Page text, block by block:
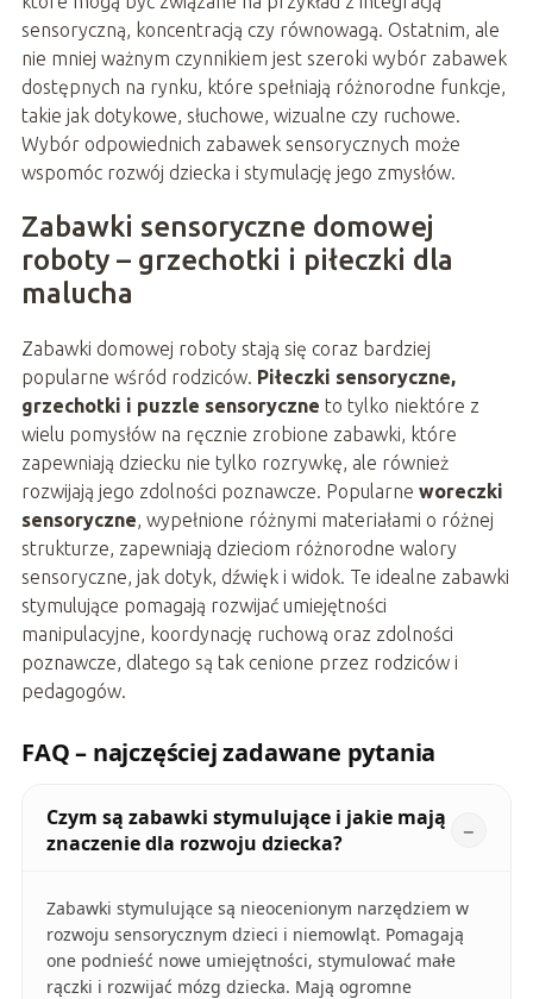
sensoryczną, koncentracją czy równowagą. Ostatnim, ale
nie mniej ważnym czynnikiem jest szeroki wybór zabawek
dostępnych na rynku, które spełniają różnorodne funkcje,
takie jak dotykowe, słuchowe, wizualne czy ruchowe.
Wybór odpowiednich zabawek sensorycznych może
wspomóc rozwój dziecka i stymulację jego zmysłów.
Zabawki sensoryczne domowej
roboty – grzechotki i piłeczki dla
malucha
Zabawki domowej roboty stają się coraz bardziej
popularne wśród rodziców. Piłeczki sensoryczne,
grzechotki i puzzle sensoryczne to tylko niektóre z
wielu pomysłów na ręcznie zrobione zabawki, które
zapewniają dziecku nie tylko rozrywkę, ale również
rozwijają jego zdolności poznawcze. Popularne woreczki
sensoryczne , wypełnione różnymi materiałami o różnej
strukturze, zapewniają dzieciom różnorodne walory
sensoryczne, jak dotyk, dźwięk i widok. Te idealne zabawki
stymulujące pomagają rozwijać umiejętności
manipulacyjne, koordynację ruchową oraz zdolności
poznawcze, dlatego są tak cenione przez rodziców i
pedagogów.
FAQ – najczęściej zadawane pytania
Czym są zabawki stymulujące i jakie mają
znaczenie dla rozwoju dziecka?
Zabawki stymulujące są nieocenionym narzędziem w
rozwoju sensorycznym dzieci i niemowląt. Pomagają
one podnieść nowe umiejętności, stymulować małe
rączki i rozwijać mózg dziecka. Mają ogromne